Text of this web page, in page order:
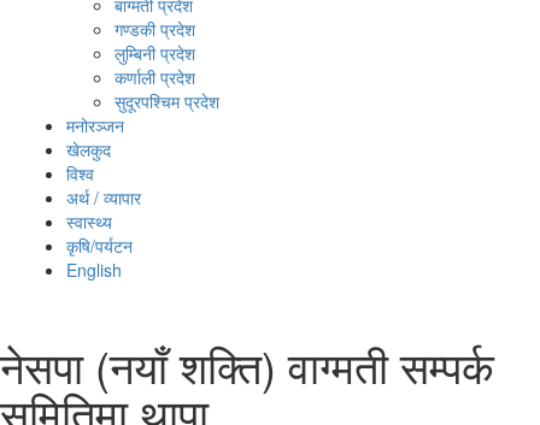
बाग्मती प्रदेश
गण्डकी प्रदेश
लुम्बिनी प्रदेश
कर्णाली प्रदेश
सुदूरपश्‍चिम प्रदेश
मनोरञ्‍जन
खेलकुद
विश्‍व
अर्थ / व्यापार
स्वास्थ्य
कृषि/पर्यटन
English
नेसपा (नयाँ शक्ति) वाग्मती सम्पर्क